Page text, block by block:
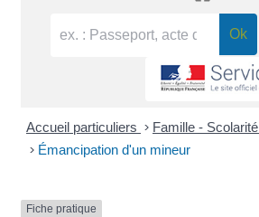
Accueil particuliers > Famille - Scolarité
> Émancipation d'un mineur
Fiche pratique